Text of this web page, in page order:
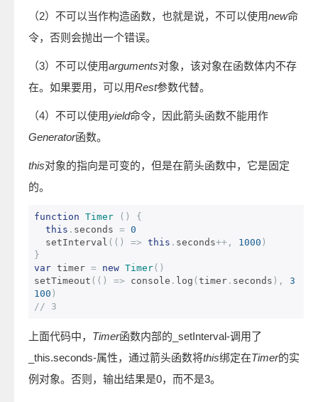
（2）不可以当作构造函数，也就是说，不可以使用new命
令，否则会抛出一个错误。
（3）不可以使用arguments对象，该对象在函数体内不存
在。如果要用，可以用Rest参数代替。
（4）不可以使用yield命令，因此箭头函数不能用作
Generator函数。
this对象的指向是可变的，但是在箭头函数中，它是固定
的。
function Timer ()
{
this . seconds = 0
  setInterval
(() => this . seconds++, 1000 )
}
var timer = new Timer()
setTimeout (() => console . log ( timer . seconds ),
3
100 )
// 3
上面代码中， Timer函数内部的_setInterval-调用了
_this.seconds-属性，通过箭头函数将this绑定在Timer的实
例对象。否则，输出结果是0，而不是3。